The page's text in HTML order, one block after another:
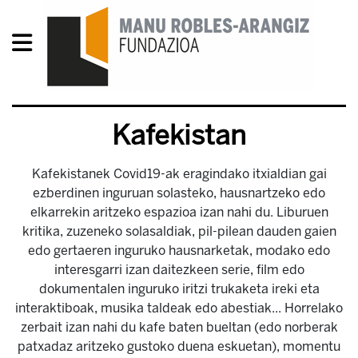
Kafekistan
Kafekistanek Covid19-ak eragindako itxialdian gai
ezberdinen inguruan solasteko, hausnartzeko edo
elkarrekin aritzeko espazioa izan nahi du. Liburuen
kritika, zuzeneko solasaldiak, pil-pilean dauden gaien
edo gertaeren inguruko hausnarketak, modako edo
interesgarri izan daitezkeen serie, film edo
dokumentalen inguruko iritzi trukaketa ireki eta
interaktiboak, musika taldeak edo abestiak... Horrelako
zerbait izan nahi du kafe baten bueltan (edo norberak
patxadaz aritzeko gustoko duena eskuetan), momentu